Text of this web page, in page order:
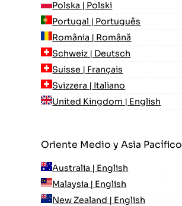
Polska | Polski
Portugal | Português
România | Română
Schweiz | Deutsch
Suisse | Français
Svizzera | Italiano
United Kingdom | English
Oriente Medio y Asia Pacífico
Australia | English
Malaysia | English
New Zealand | English